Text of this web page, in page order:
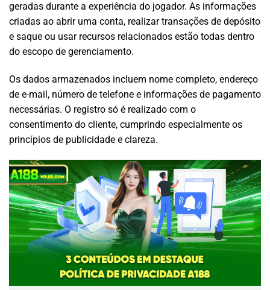
geradas durante a experiência do jogador. As informações
criadas ao abrir uma conta, realizar transações de depósito
e saque ou usar recursos relacionados estão todas dentro
do escopo de gerenciamento.
Os dados armazenados incluem nome completo, endereço
de e-mail, número de telefone e informações de pagamento
necessárias. O registro só é realizado com o
consentimento do cliente, cumprindo especialmente os
princípios de publicidade e clareza.